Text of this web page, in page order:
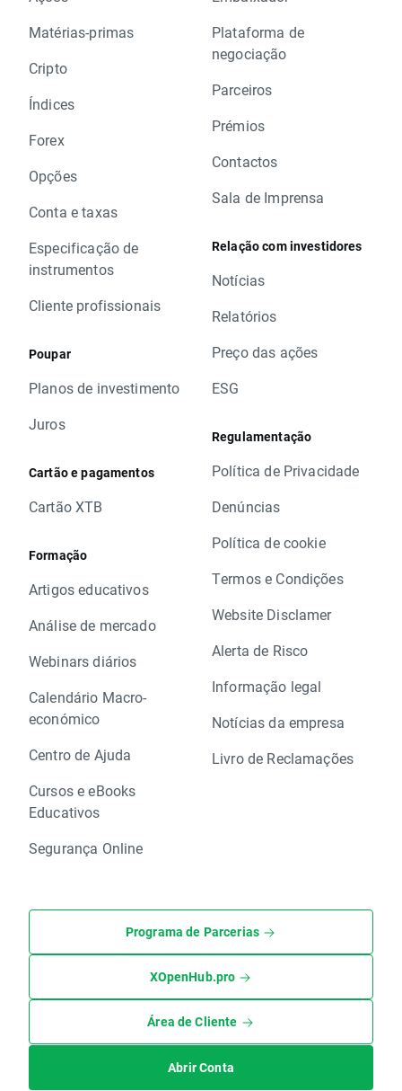
Matérias-primas
Cripto
Índices
Forex
Opções
Conta e taxas
Especificação de
instrumentos
Cliente profissionais
Poupar
Planos de investimento
Juros
Cartão e pagamentos
Cartão XTB
Formação
Artigos educativos
Análise de mercado
Webinars diários
Calendário Macro-
económico
Centro de Ajuda
Cursos e eBooks
Educativos
Segurança Online
Plataforma de
negociação
Parceiros
Prémios
Contactos
Sala de Imprensa
Relação com investidores
Notícias
Relatórios
Preço das ações
ESG
Regulamentação
Política de Privacidade
Denúncias
Política de cookie
Termos e Condições
Website Disclamer
Alerta de Risco
Informação legal
Notícias da empresa
Livro de Reclamações
Programa de Parcerias
XOpenHub.pro
Área de Cliente
Abrir Conta